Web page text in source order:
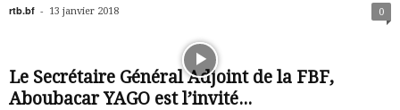
rtb.bf - 13 janvier 2018 0
Le Secrétaire Général Adjoint de la FBF,
Aboubacar YAGO est l’invité...